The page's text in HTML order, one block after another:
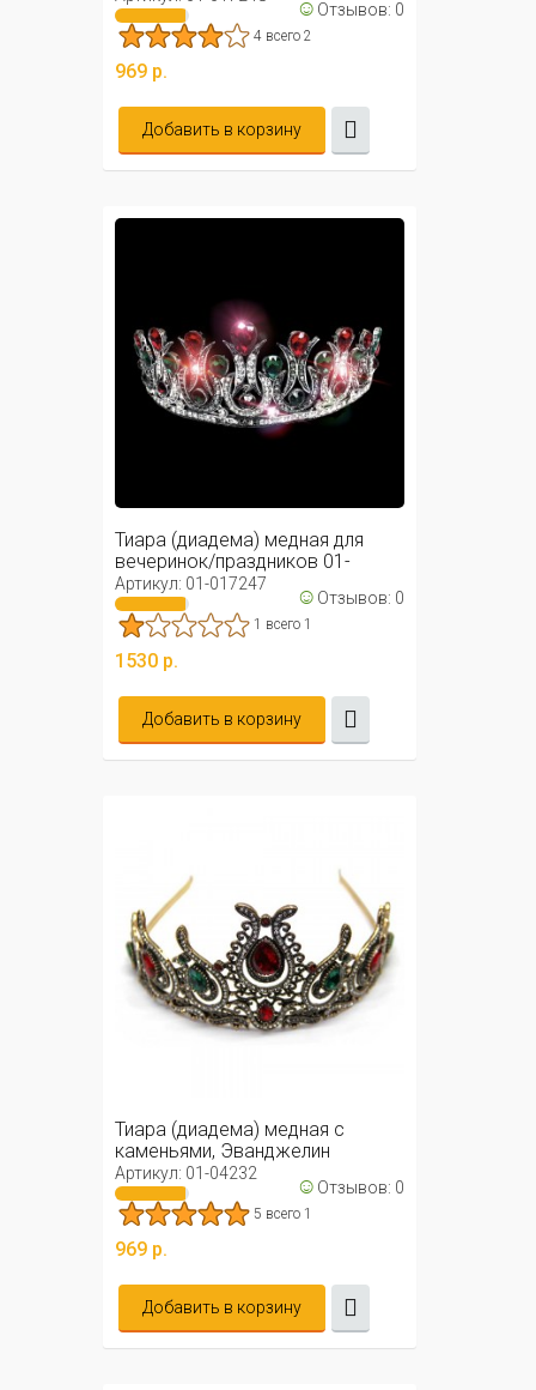
☺ Отзывов: 0
4 всего 2
969 р.
Добавить в корзину
Тиара (диадема) медная для
вечеринок/праздников 01-
017247
Артикул: 01-017247 ☺ Отзывов: 0
1 всего 1
1530 р.
Добавить в корзину
Тиара (диадема) медная с
каменьями, Эванджелин
Артикул: 01-04232 ☺ Отзывов: 0
5 всего 1
969 р.
Добавить в корзину